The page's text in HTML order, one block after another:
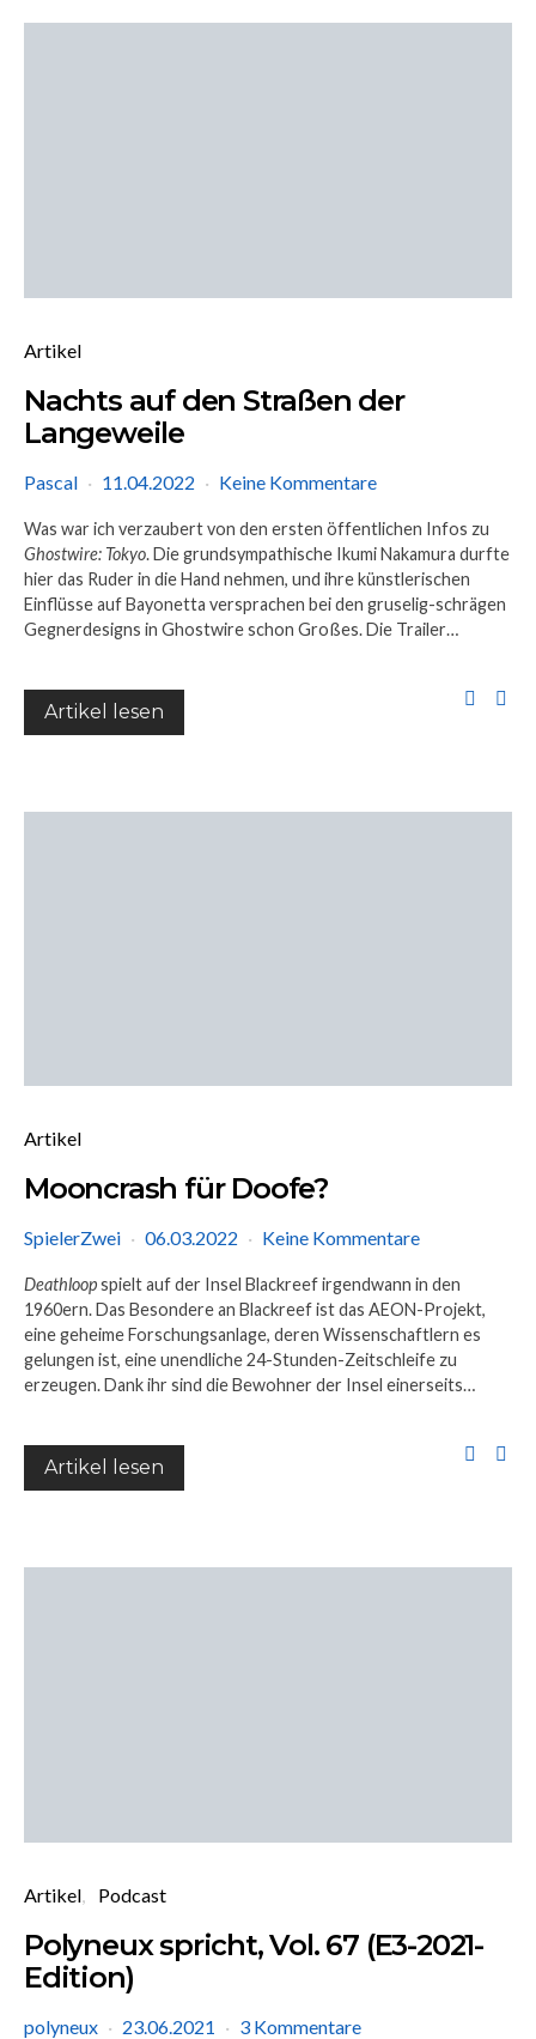
Artikel
Nachts auf den Straßen der
Langeweile
Pascal 11.04.2022 Keine Kommentare
Was war ich verzaubert von den ersten öffentlichen Infos zu
Ghostwire: Tokyo. Die grundsympathische Ikumi Nakamura durfte
hier das Ruder in die Hand nehmen, und ihre künstlerischen
Einflüsse auf Bayonetta versprachen bei den gruselig-schrägen
Gegnerdesigns in Ghostwire schon Großes. Die Trailer…
Artikel lesen
Artikel
Mooncrash für Doofe?
SpielerZwei 06.03.2022 Keine Kommentare
Deathloopspielt auf der Insel Blackreef irgendwann in den
1960ern. Das Besondere an Blackreef ist das AEON-Projekt,
eine geheime Forschungsanlage, deren Wissenschaftlern es
gelungen ist, eine unendliche 24-Stunden-Zeitschleife zu
erzeugen. Dank ihr sind die Bewohner der Insel einerseits…
Artikel lesen
Artikel Podcast
Polyneux spricht, Vol. 67 (E3-2021-
Edition)
polyneux 23.06.2021 3 Kommentare